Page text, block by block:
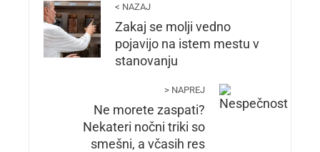
< NAZAJ
Zakaj se molji vedno
pojavijo na istem mestu v
stanovanju
> NAPREJ
Ne morete zaspati?
Nekateri nočni triki so
smešni, a včasih res